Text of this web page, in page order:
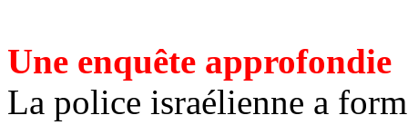
Une enquête approfondie
La police israélienne a